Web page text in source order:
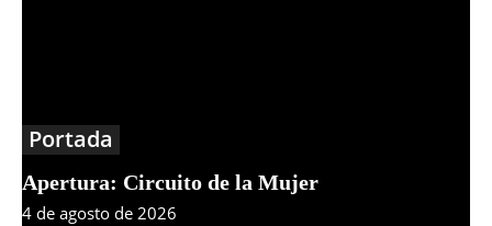
Portada
Apertura: Circuito de la Mujer
4 de agosto de 2026